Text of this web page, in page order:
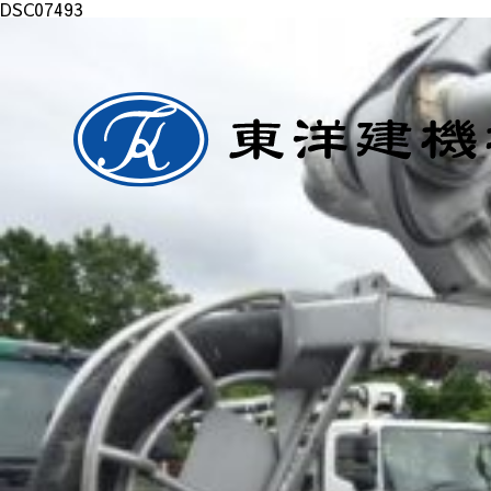
DSC07493